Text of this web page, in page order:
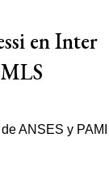
en Inter